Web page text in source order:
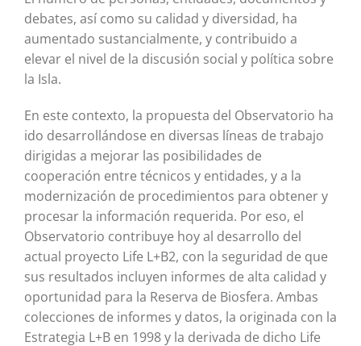
debates, así como su calidad y diversidad, ha
aumentado sustancialmente, y contribuido a
elevar el nivel de la discusión social y política sobre
la Isla.
En este contexto, la propuesta del Observatorio ha
ido desarrollándose en diversas líneas de trabajo
dirigidas a mejorar las posibilidades de
cooperación entre técnicos y entidades, y a la
modernización de procedimientos para obtener y
procesar la información requerida. Por eso, el
Observatorio contribuye hoy al desarrollo del
actual proyecto Life L+B2, con la seguridad de que
sus resultados incluyen informes de alta calidad y
oportunidad para la Reserva de Biosfera. Ambas
colecciones de informes y datos, la originada con la
Estrategia L+B en 1998 y la derivada de dicho Life